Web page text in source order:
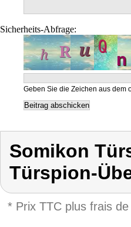
Sicherheits-Abfrage:
Geben Sie die Zeichen aus dem
Somikon
Türspion-
* Prix TTC plus frais